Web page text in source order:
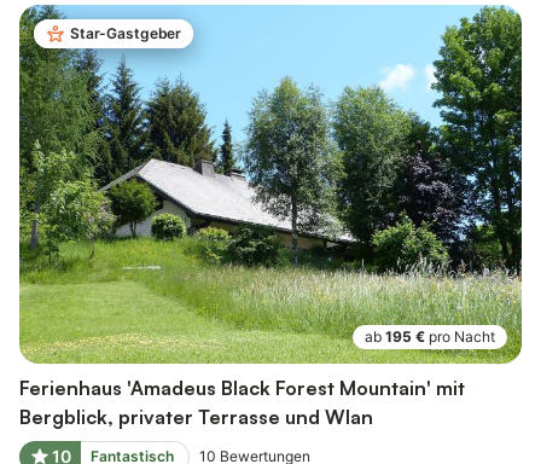
Star-Gastgeber
ab 195 € pro Nacht
Ferienhaus 'Amadeus Black Forest Mountain' mit
Bergblick, privater Terrasse und Wlan
10 Fantastisch 10 Bewertungen